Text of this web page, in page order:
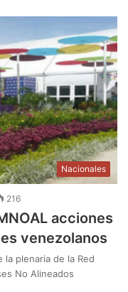
Nacionales
216
acciones
venezolanos
plenaria de la Red
No Alineados